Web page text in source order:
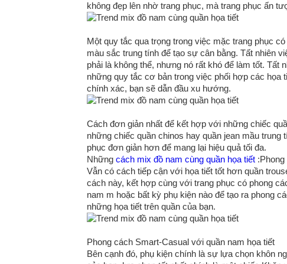
không đẹp lên nhờ trang phục, mà trang phục ấn
Một quy tắc qua trọng trong việc mặc trang phục
màu sắc trung tính để tạo sự cân bằng. Tất nhiên
phải là không thể, nhưng nó rất khó để làm tốt.
những quy tắc cơ bản trong việc phối hợp các
chính xác, bạn sẽ dẫn đầu xu hướng.
Cách đơn giản nhất để kết hợp với những chiếc
những chiếc quần chinos hay quần jean mầu
phục đơn giản hơn để mang lại hiệu quả tối đa.
Những cách mix đồ nam cùng quần họa tiết
Vẫn có cách tiếp cận với họa tiết tốt hơn quần
cách này, kết hợp cùng với trang phục có phong
nam m hoặc bất kỳ phụ kiện nào để tạo ra phong
những họa tiết trên quần của bạn.
Phong cách Smart-Casual với quần nam họa tiết
Bên cạnh đó, phụ kiện chính là sự lựa chọn khôn